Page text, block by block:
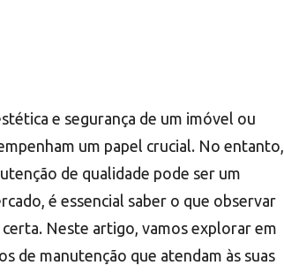
e segurança de um imóvel ou
um papel crucial. No entanto,
de qualidade pode ser um
é essencial saber o que observar
Neste artigo, vamos explorar em
de manutenção que atendam às suas